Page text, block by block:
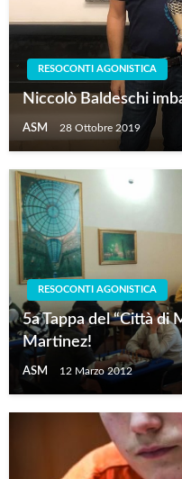
RESOCONTI AGONISTICA
Niccolò Baldeschi
ASM 28 Ottobre 2019
RESOCONTI AGONISTICA
5a Tappa del “Città di
Martinez!
ASM 12 Marzo 2012